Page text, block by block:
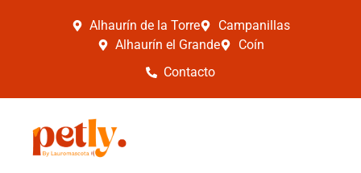
Alhaurín de la Torre
Campanillas
Alhaurín el Grande
Coín
Contacto